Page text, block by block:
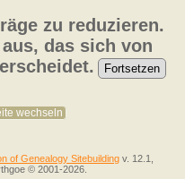
zu reduzieren.
das sich von
wechseln
of Genealogy Sitebuilding v. 12.1,
© 2001-2026.